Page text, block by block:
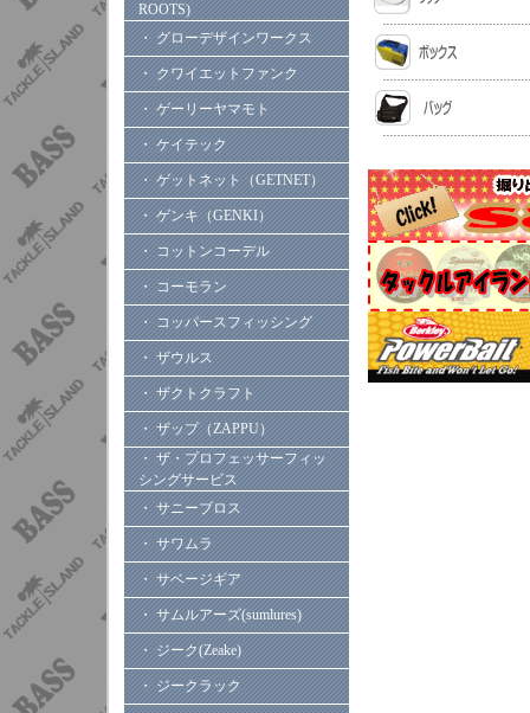
ROOTS)
・ グローデザインワークス
・ クワイエットファンク
・ ゲーリーヤマモト
・ ケイテック
・ ゲットネット（GETNET）
・ ゲンキ（GENKI）
・ コットンコーデル
・ コーモラン
・ コッパースフィッシング
・ ザウルス
・ ザクトクラフト
・ ザップ（ZAPPU）
・ ザ・プロフェッサーフィッ
シングサービス
・ サニーブロス
・ サワムラ
・ サベージギア
・ サムルアーズ(sumlures)
・ ジーク(Zeake)
・ ジークラック